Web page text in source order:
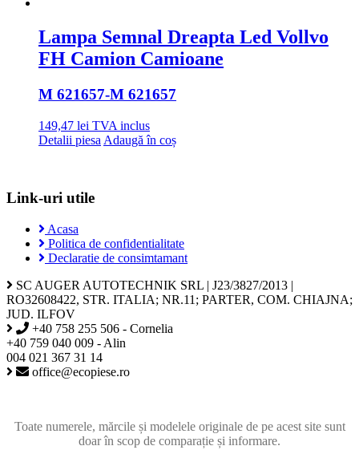
Lampa Semnal Dreapta Led Vollvo
FH Camion Camioane
M 621657-M 621657
149,47 lei TVA inclus
Detalii piesa Adaugă în coș
Link-uri utile
Acasa
Politica de confidentialitate
Declaratie de consimtamant
SC AUGER AUTOTECHNIK SRL | J23/3827/2013 |
RO32608422, STR. ITALIA; NR.11; PARTER, COM. CHIAJNA;
JUD. ILFOV
+40 758 255 506 - Cornelia
+40 759 040 009 - Alin
004 021 367 31 14
office@ecopiese.ro
Toate numerele, mărcile și modelele originale de pe acest site sunt
doar în scop de comparație și informare.